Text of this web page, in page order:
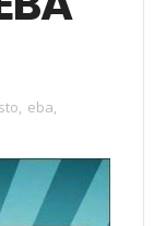
, eba,